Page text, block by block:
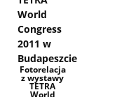
Fotorelacja
z wystawy
TETRA
World